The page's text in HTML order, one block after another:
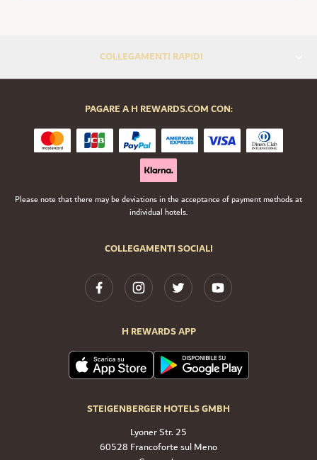
COLLEGAMENTI RAPIDI
COLLEGAMENTI SOCIALI
H REWARDS APP
STEIGENBERGER HOTELS GMBH
Lyoner Str. 25
60528 Francoforte sul Meno
PAGARE A H REWARDS.COM CON:
Please note that there may be deviations in the acceptance of payment methods at
individual hotels.